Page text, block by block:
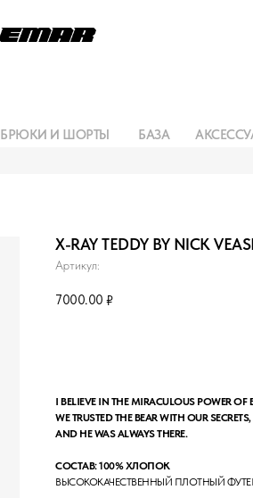
БАЗА
БРЮКИ И ШОРТЫ
X-RAY TEDDY BY NICK
Артикул:
7000.00 ₽
I BELIEVE IN THE MIRACULOUS POWER OF
WE TRUSTED THE BEAR WITH OUR
AND HE WAS ALWAYS THERE.
СОСТАВ: 100% ХЛОПОК
ВЫСОКОКАЧЕСТВЕННЫЙ ПЛОТНЫЙ